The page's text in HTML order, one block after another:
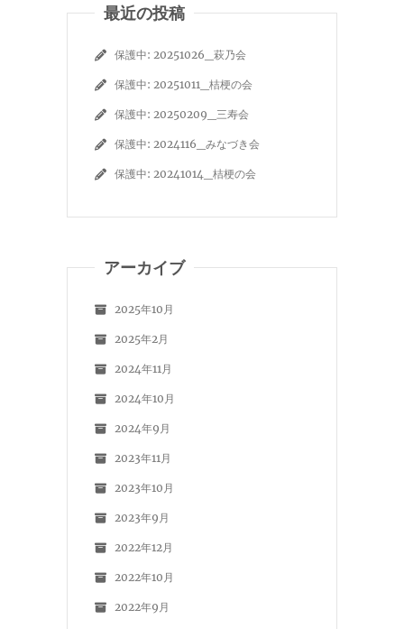
最近の投稿
保護中: 20251026_萩乃会
保護中: 20251011_桔梗の会
保護中: 20250209_三寿会
保護中: 2024116_みなづき会
保護中: 20241014_桔梗の会
アーカイブ
2025年10月
2025年2月
2024年11月
2024年10月
2024年9月
2023年11月
2023年10月
2023年9月
2022年12月
2022年10月
2022年9月